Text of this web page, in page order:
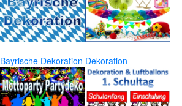
Bayrische Dekoration Dekoration